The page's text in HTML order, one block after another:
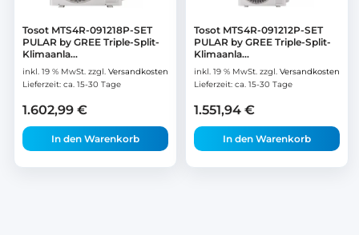
Tosot MTS4R-091218P-SET
PULAR by GREE Triple-Split-
Klimaanla...
inkl. 19 % MwSt. zzgl. Versandkosten
Lieferzeit: ca. 15-30 Tage
1.602,99 €
In den Warenkorb
Tosot MTS4R-091212P-SET
PULAR by GREE Triple-Split-
Klimaanla...
inkl. 19 % MwSt. zzgl. Versandkosten
Lieferzeit: ca. 15-30 Tage
1.551,94 €
In den Warenkorb